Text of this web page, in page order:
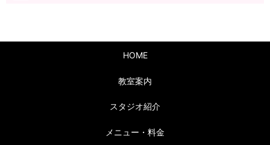
HOME
教室案内
スタジオ紹介
メニュー・料金